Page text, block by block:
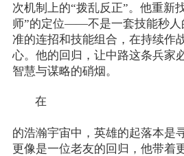
次机制上的“拨乱反正”。他重新
师”的定位——不是一套技能秒人
准的连招和技能组合，在持续作
心。他的回归，让中路这条兵家
智慧与谋略的硝烟。
在
的浩瀚宇宙中，英雄的起落本是
更像是一位老友的回归，他带着